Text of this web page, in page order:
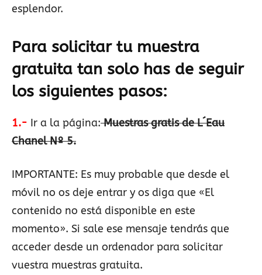
esplendor.
Para solicitar tu muestra
gratuita tan solo has de seguir
los siguientes pasos:
1.- Ir a la página:Muestras gratis de L´Eau
Chanel Nº 5.
IMPORTANTE: Es muy probable que desde el
móvil no os deje entrar y os diga que «El
contenido no está disponible en este
momento». Si sale ese mensaje tendrás que
acceder desde un ordenador para solicitar
vuestra muestras gratuita.